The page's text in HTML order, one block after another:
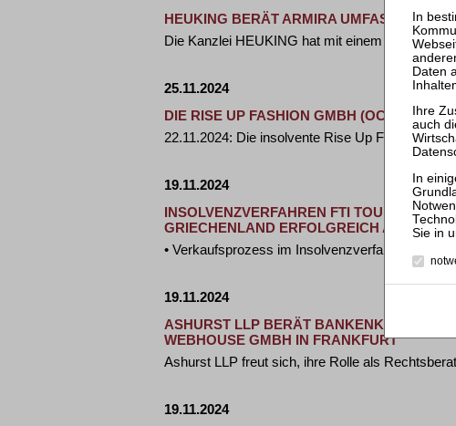
HEUKING BERÄT ARMIRA UMFASSEND
Die Kanzlei HEUKING hat mit einem Team um
25.11.2024
DIE RISE UP FASHION GMBH
22.11.2024: Die insolvente Rise Up Fashion
19.11.2024
INSOLVENZVERFAHREN FTI TOURISTIK
GRIECHENLAND ERFOLGREICH AN WHITE
• Verkaufsprozess im Insolvenzverfahren der
19.11.2024
ASHURST LLP BERÄT
WEBHOUSE GMBH IN FRANKFURT
Ashurst LLP freut sich, ihre Rolle als
19.11.2024